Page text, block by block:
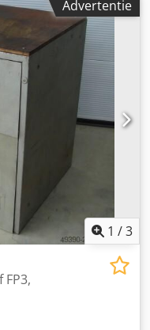
Advertentie
1 /3